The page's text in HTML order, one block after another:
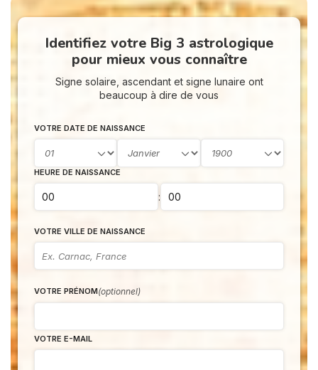
Identifiez votre Big 3 astrologique
pour mieux vous connaître
Signe solaire, ascendant et signe lunaire ont
beaucoup à dire de vous
VOTRE DATE DE NAISSANCE
HEURE DE NAISSANCE
:
VOTRE VILLE DE NAISSANCE
VOTRE PRÉNOM(optionnel)
VOTRE E-MAIL